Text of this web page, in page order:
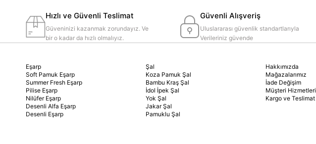
Hızlı ve Güvenli Teslimat
Güveninizi kazanmak zorundayız. Ve
bir o kadar da hızlı olmalıyız.
Güvenli Alışveriş
Uluslararası güvenlik standartlarıyla
Verileriniz güvende
Eşarp
Soft Pamuk Eşarp
Summer Fresh Eşarp
Pilise Eşarp
Nilüfer Eşarp
Desenli Alfa Eşarp
Desenli Eşarp
Şal
Koza Pamuk Şal
Bambu Kraş Şal
İdol İpek Şal
Yok Şal
Jakar Şal
Pamuklu Şal
Hakkımızda
Mağazalarımız
İade Değişim
Müşteri Hizmetleri
Kargo ve Teslimat